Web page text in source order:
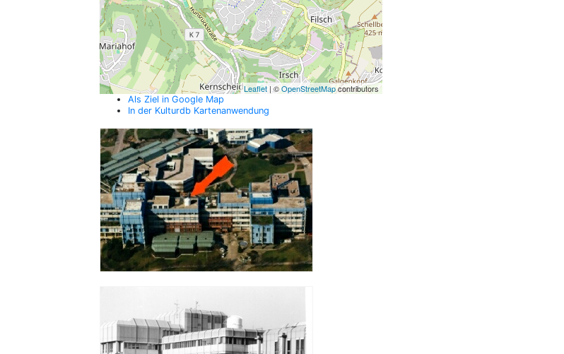
Leaflet | ©OpenStreetMapcontributors
Als Ziel in Google Map
In der Kulturdb Kartenanwendung